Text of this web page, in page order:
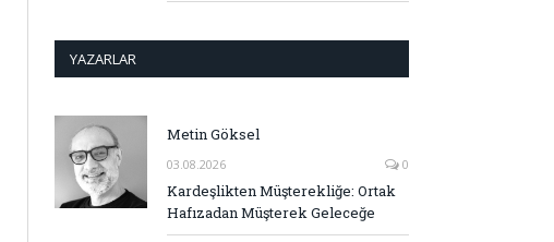
YAZARLAR
Metin Göksel
03.08.2026 0
Kardeşlikten Müşterekliğe: Ortak
Hafızadan Müşterek Geleceğe